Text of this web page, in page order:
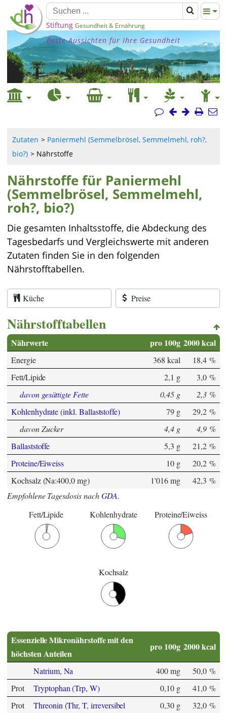
Stiftung Gesundheit & Ernährung
Beste Aussichten für Ihre Gesundheit
Zutaten
Paniermehl (Semmelbrösel, Semmelmehl, roh?,
bio?)
Nährstoffe
Nährstoffe für Paniermehl
(Semmelbrösel, Semmelmehl,
roh?, bio?)
Die gesamten Inhaltsstoffe, die Abdeckung des
Tagesbedarfs und Vergleichswerte mit anderen
Zutaten finden Sie in den folgenden
Nährstofftabellen.
Küche Preise
Nährstofftabellen
Nährwerte pro 100g 2000 kcal
Energie 368 kcal
18,4 %
Fett/Lipide
2,1 g
3,0 %
davon gesättigte Fette
0,45 g
2,3 %
Kohlenhydrate (inkl. Ballaststoffe)
79 g
29,2 %
davon Zucker
4,4 g
4,9 %
Ballaststoffe
5,3 g
21,2 %
Proteine/Eiweiss
10 g
20,2 %
Kochsalz (Na:400,0 mg)
1'016 mg
42,3 %
Empfohlene Tagesdosis nachGDA.
Fett/Lipide
Kohlenhydrate Proteine/Eiweiss
Kochsalz
Essenzielle Mikronährstoffe mit den
höchsten Anteilen
pro 100g 2000 kcal
Natrium, Na 400 mg
50,0 %
Prot
Tryptophan (Trp, W) 0,10 g
41,0 %
Prot
Threonin (Thr, T, irreversibel
0,30 g 32,0 %